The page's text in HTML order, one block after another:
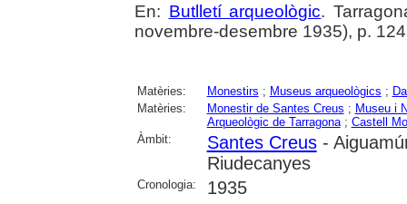
En: Butlletí arqueològic.
novembre-desembre 1935), p. 124
Matèries: Monestirs ; Museus arqueològics ;
Matèries:
Monestir de Santes Creus ; Museu i
Arqueològic de Tarragona; Castell
Àmbit:
Santes Creus-
Riudecanyes
Cronologia: 1935